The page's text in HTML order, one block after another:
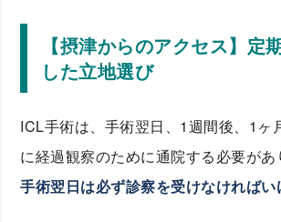
【摂津からのアクセス】定
した立地選び
ICL手術は、手術翌日、1週間後、1
に経過観察のために通院する必要があ
手術翌日は必ず診察を受けなければい